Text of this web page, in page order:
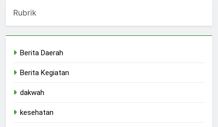
Rubrik
Berita Daerah
Berita Kegiatan
dakwah
kesehatan